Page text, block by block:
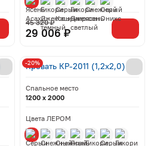
29 006 ₽
45 320 ₽
Кровать КР-2011 (1,2x2,0)
Спальное место
1200 x 2000
Цвета ЛЕРОМ
-20%